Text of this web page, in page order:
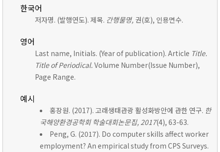
한국어
저자명. (발행연도). 제목. 간행물명, 권(호), 인용면수.
영어
Last name, Initials. (Year of publication). Article Title.
Title of Periodical. Volume Number(Issue Number),
Page Range.
예시
홍장원. (2017). 고래생태관광 활성화방안에 관한 연구. 한
국해양환경공학회 학술대회논문집, 2017(4), 63-63.
Peng, G. (2017). Do computer skills affect worker
employment? An empirical study from CPS Surveys.